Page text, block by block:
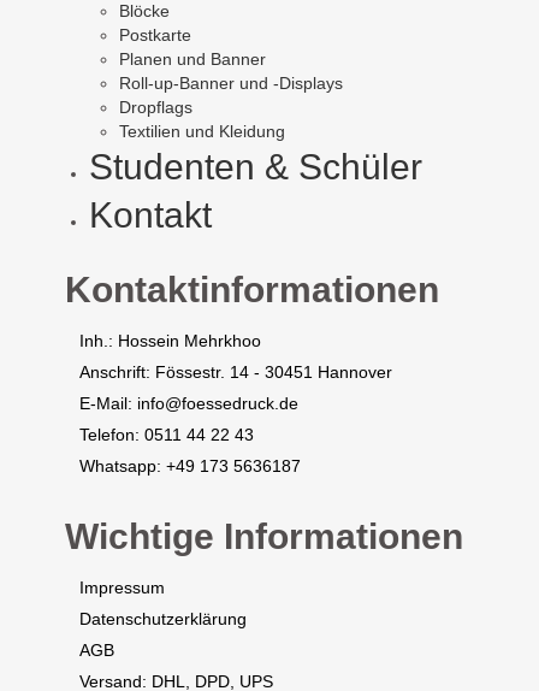
Blöcke
Postkarte
Planen und Banner
Roll-up-Banner und -Displays
Dropflags
Textilien und Kleidung
Studenten & Schüler
Kontakt
Kontaktinformationen
Inh.: Hossein Mehrkhoo
Anschrift: Fössestr. 14 - 30451 Hannover
E-Mail: info@foessedruck.de
Telefon: 0511 44 22 43
Whatsapp: +49 173 5636187
Wichtige Informationen
Impressum
​​Datenschutzerklärung
AGB
Versand: DHL, DPD, UPS